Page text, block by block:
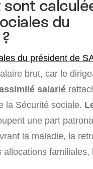
du
du président de
brut, car le
salarié
la Sécurité sociale.
une part
la maladie, la
allocations familiales,